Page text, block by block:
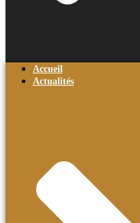
Accueil
Actualités